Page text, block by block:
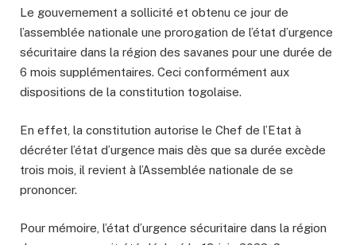
Le gouvernement a sollicité et obtenu ce jour de
l’assemblée nationale une prorogation de l’état d’urgence
sécuritaire dans la région des savanes pour une durée de
6 mois supplémentaires. Ceci conformément aux
dispositions de la constitution togolaise.
En effet, la constitution autorise le Chef de l’Etat à
décréter l’état d’urgence mais dès que sa durée excède
trois mois, il revient à l’Assemblée nationale de se
prononcer.
Pour mémoire, l’état d’urgence sécuritaire dans la région